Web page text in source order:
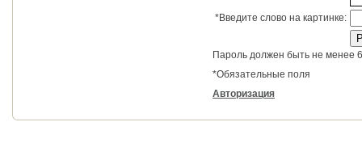
*Введите слово на картинке:
Пароль должен быть не менее
*Обязательные поля
Авторизация